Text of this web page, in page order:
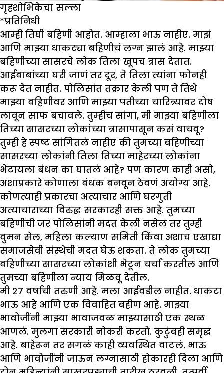
गृहशोभिकेचा सल्ला
*प्रतिनिधी
आम्ही तिघी बहिणी आहोत. आम्हाला भाऊ नाहीए. माझं
आणि माझ् या धाकट्या बहिणीचं लग्न झालं आहे. माझ्
बहिणीच्या सासरचे लोक तिला खूपच त्रास देतात.
आईबाबांच्या घरी जाणं तर दूर, ते तिला त्यांना फोनही
करू देत नाहीत. पोलिसांत तक्रार केली पण ते तिथे
माझ् या बहिणीवर आणि माझ् या पतीच्या चारित्र्यावर दोष
लावून साफ बचावले. तुम्हीच सांगा, मी माझ् या बहिणीला
तिच्या सासरच्या लोकांच्या त्रासापासून कसं वाचवू?
तुम्ही हे स्पष्ट सांगितलं नाहीए की तुमच्या बहिणीच्या
सासरच्या लोकांनी तिला तिच्या माहेरच्या लोकांना
भेटायला बंधन का घातलं आहे? पण कारण काही असो,
अशाप्रकारे कोणाला बंधक बनवून ठेवणं अयोग्य आहे.
कोणत्याही प्रकारचा अत्याचार आणि घरगुती
अत्याचाराच्या विरुद्ध सरकारही सक्त आहे. तुमच्या
बहिणीची जर पोलिसांनी मदत केली नसेल तर तुम्ही
वुमन सेल, महिला कल्याण समिती किंवा अशाच एखाद्या
समाजसेवी संस्थेची मदत घेऊ शकता. ते लोक तुमच्या
बहिणीच्या सासरच्या लोकांशी भेटून चर्चा करतील आणि
तुमच्या बहिणीला न्याय मिळवू देतील.
मी २७ वर्षांची तरुणी आहे. मला आईवडील नाहीत. धाकटा
भाऊ आहे आणि एक विवाहित बहीण आहे. माझ्
भावोजींनी माझ् या भावाजवळ माझ्यासाठी एक स्थळ
आणलं. मुलगा सरकारी नोकरी करतो. कुटुंबही समृद्ध
आहे. बाहेरून तर सगळं काही व्यवस्थित वाटलं. भाऊ
आणि भावोजींनी जाऊन लग्नासाठी होकारही दिला आणि